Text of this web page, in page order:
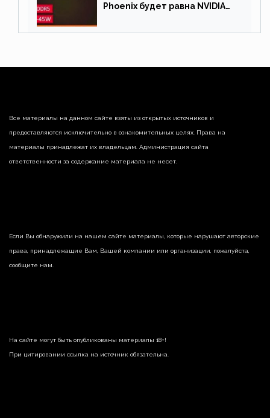
Phoenix будет равна NVIDIA
Все материалы на данном сайте взяты из открытых источников и
предоставляются исключительно в ознакомительных целях. Права на
материалы принадлежат их владельцам. Администрация сайта
ответственности за содержание материала не несет.
Если Вы обнаружили на нашем сайте материалы, которые нарушают авторские
права, принадлежащие Вам, Вашей компании или организации, пожалуйста,
сообщите нам.
На сайте могут быть опубликованы материалы 18+!
При цитировании ссылка на источник обязательна.